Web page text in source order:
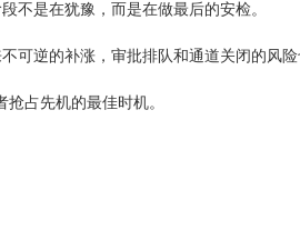
不是在犹豫，而是在做最后的安检。
可逆的补涨，审批排队和通道关闭的风
占先机的最佳时机。